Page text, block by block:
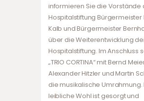
informieren Sie die Vorstände
Hospitalstiftung Bürgermeister
Kalb und Bürgermeister
über die Weiterentwicklung
Hospitalstiftung. Im Anschluss
„TRIO CORTINA“ mit Bernd
Alexander Hitzler und Martin
die musikalische Umrahmung.
leibliche Wohl ist gesorgt und